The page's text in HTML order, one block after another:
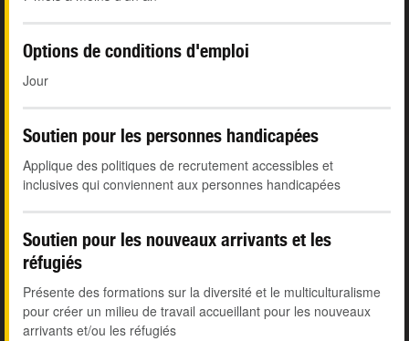
Options de conditions d'emploi
Jour
Soutien pour les personnes handicapées
Applique des politiques de recrutement accessibles et
inclusives qui conviennent aux personnes handicapées
Soutien pour les nouveaux arrivants et les
réfugiés
Présente des formations sur la diversité et le multiculturalisme
pour créer un milieu de travail accueillant pour les nouveaux
arrivants et/ou les réfugiés